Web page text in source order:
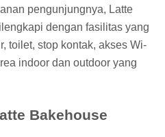
pengunjungnya, Latte
dengan fasilitas yang
toilet, stop kontak, akses Wi-
indoor dan outdoor yang
Bakehouse